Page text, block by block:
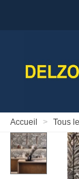
Accueil > Tous